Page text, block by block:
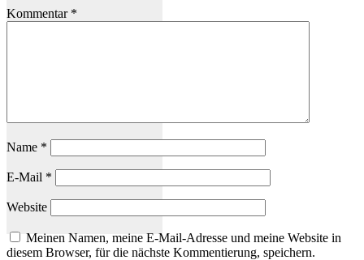
Kommentar *
Name *
E-Mail *
Website
Meinen Namen, meine E-Mail-Adresse und meine Website in
diesem Browser, für die nächste Kommentierung, speichern.